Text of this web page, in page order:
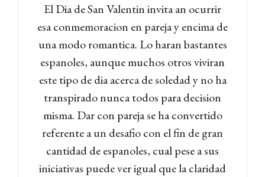
El Dia de San Valentin invita an ocurrir
esa conmemoracion en pareja y encima de
una modo romantica. Lo haran bastantes
espanoles, aunque muchos otros viviran
este tipo de dia acerca de soledad y no ha
transpirado nunca todos para decision
misma. Dar con pareja se ha convertido
referente a un desafio con el fin de gran
cantidad de espanoles, cual pese a sus
iniciativas puede ver igual que la claridad